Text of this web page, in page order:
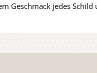
Geschmack jedes